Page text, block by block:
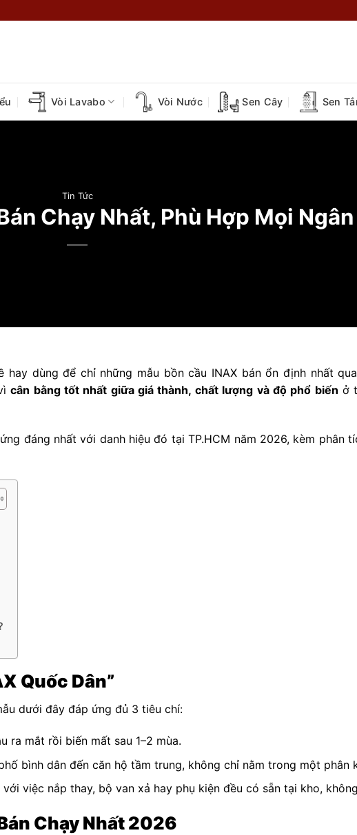
Vòi Lavabo Vòi Nước Sen Cây Sen
Tin Tức
Chạy Nhất, Phù Hợp Mọi
hay dùng để chỉ những mẫu bồn cầu INAX bán ổn định nhất
cân bằng tốt nhất giữa giá thành, chất lượng và độ phổ biến ở
đáng nhất với danh hiệu đó tại TP.HCM năm 2026, kèm phân
Quốc Dân”
dưới đây đáp ứng đủ 3 tiêu chí:
ra mắt rồi biến mất sau 1–2 mùa.
bình dân đến căn hộ tầm trung, không chỉ nằm trong một phân
việc nắp thay, bộ van xả hay phụ kiện đều có sẵn tại kho,
Chạy Nhất 2026